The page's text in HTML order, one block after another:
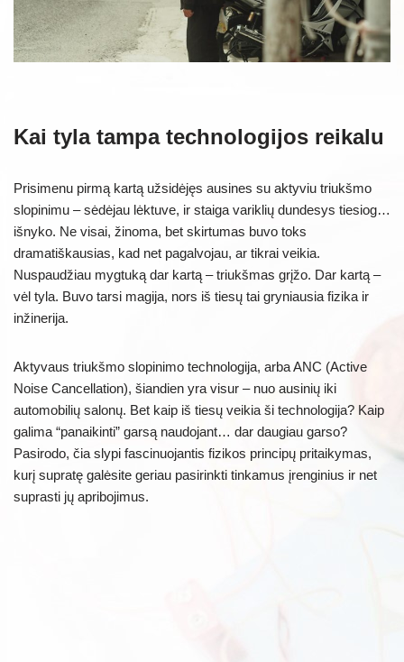
Kai tyla tampa technologijos reikalu
Prisimenu pirmą kartą užsidėjęs ausines su aktyviu triukšmo
slopinimu – sėdėjau lėktuve, ir staiga variklių dundesys tiesiog…
išnyko. Ne visai, žinoma, bet skirtumas buvo toks
dramatiškausias, kad net pagalvojau, ar tikrai veikia.
Nuspaudžiau mygtuką dar kartą – triukšmas grįžo. Dar kartą –
vėl tyla. Buvo tarsi magija, nors iš tiesų tai gryniausia fizika ir
inžinerija.
Aktyvaus triukšmo slopinimo technologija, arba ANC (Active
Noise Cancellation), šiandien yra visur – nuo ausinių iki
automobilių salonų. Bet kaip iš tiesų veikia ši technologija? Kaip
galima “panaikinti” garsą naudojant… dar daugiau garso?
Pasirodo, čia slypi fascinuojantis fizikos principų pritaikymas,
kurį supratę galėsite geriau pasirinkti tinkamus įrenginius ir net
suprasti jų apribojimus.